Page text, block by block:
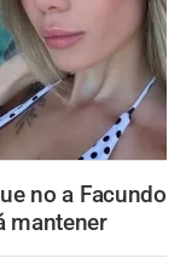
no a Facundo
mantener